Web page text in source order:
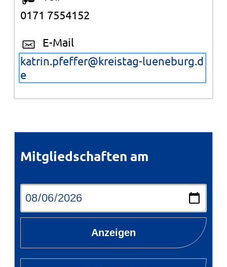
0171 7554152
E-Mail
katrin.pfeffer@kreistag-lueneburg.d
e
Mitgliedschaften am
Anzeigen